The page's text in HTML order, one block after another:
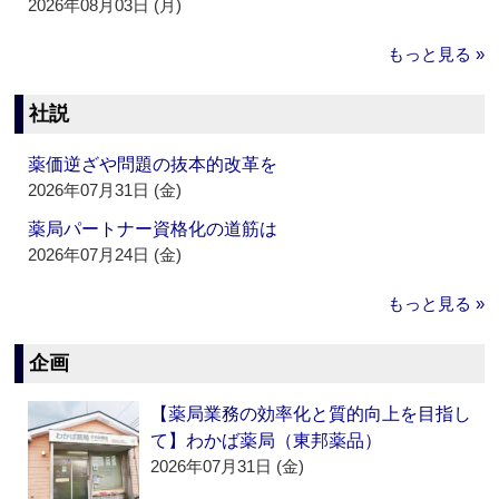
2026年08月03日 (月)
もっと見る »
社説
薬価逆ざや問題の抜本的改革を
2026年07月31日 (金)
薬局パートナー資格化の道筋は
2026年07月24日 (金)
もっと見る »
企画
【薬局業務の効率化と質的向上を目指し
て】わかば薬局（東邦薬品）
2026年07月31日 (金)